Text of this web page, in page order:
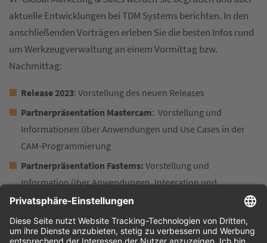
aktuelle Entwicklungen bei TDM Systems berichten. In den
anschließenden Vorträgen erleben Sie die besten Infos rund
um Werkzeugverwaltung an einem Vormittag bzw.
Nachmittag:
Release 2023: Vorstellung des neuen Releases
Partnerpräsentation Mastercam: Vorstellung und
Informationen über Anwendungen und Use Cases in der
CAM-Programmierung
Partnerpräsentation Fastems: Vorstellung und
Information über Anwendungen, Integration und
Vernetzungsmöglichkeiten TDM-Fastems
TDM in der Praxis:Eine Seco Tools Success Story & News
über TDM/Sandvik Kooperationen